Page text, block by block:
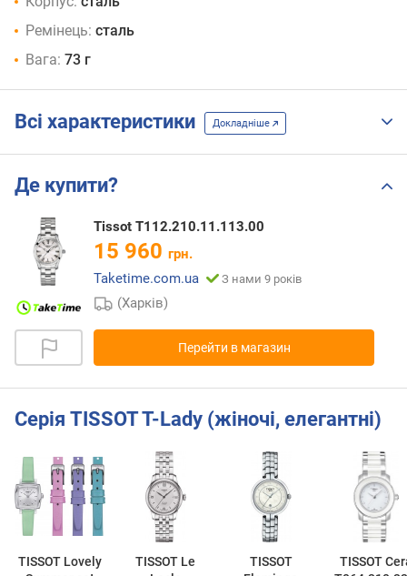
Ремінець: сталь
Вага: 73 г
Всі характеристики Докладніше
Де купити?
Tissot T112.210.11.113.00
15 960 грн.
Taketime.com.ua
З нами 9 років
(Харків)
Перейти в магазин
Серія TISSOT T-Lady (жіночі, елегантні)
TISSOT Lovely
TISSOT Le
TISSOT
TISSOT